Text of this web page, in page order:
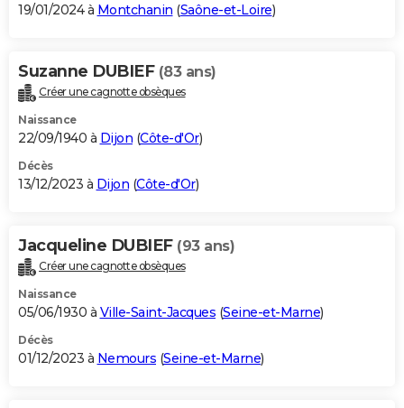
19/01/2024 à Montchanin (Saône-et-Loire)
Suzanne DUBIEF (83 ans)
Créer une cagnotte obsèques
Naissance
22/09/1940 à Dijon (Côte-d'Or)
Décès
13/12/2023 à Dijon (Côte-d'Or)
Jacqueline DUBIEF (93 ans)
Créer une cagnotte obsèques
Naissance
05/06/1930 à Ville-Saint-Jacques (Seine-et-Marne)
Décès
01/12/2023 à Nemours (Seine-et-Marne)